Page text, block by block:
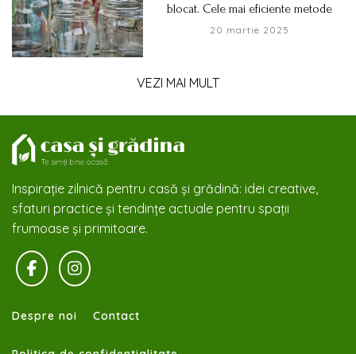
blocat. Cele mai eficiente metode
20 martie 2025
VEZI MAI MULT
Inspirație zilnică pentru casă și grădină: idei creative,
sfaturi practice și tendințe actuale pentru spații
frumoase și primitoare.
Despre noi Contact